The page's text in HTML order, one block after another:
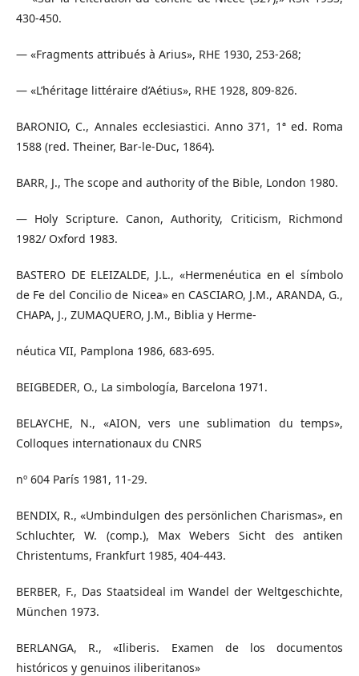
430-450.
— «Fragments attribués à Arius», RHE 1930, 253-268;
— «L’héritage littéraire d’Aétius», RHE 1928, 809-826.
BARONIO, C., Annales ecclesiastici. Anno 371, 1ª ed. Roma
1588 (red. Theiner, Bar-le-Duc, 1864).
BARR, J., The scope and authority of the Bible, London 1980.
— Holy Scripture. Canon, Authority, Criticism, Richmond
1982/ Oxford 1983.
BASTERO DE ELEIZALDE, J.L., «Hermenéutica en el símbolo
de Fe del Concilio de Nicea» en CASCIARO, J.M., ARANDA, G.,
CHAPA, J., ZUMAQUERO, J.M., Biblia y Herme-
néutica VII, Pamplona 1986, 683-695.
BEIGBEDER, O., La simbología, Barcelona 1971.
BELAYCHE, N., «AION, vers une sublimation du temps»,
Colloques internationaux du CNRS
nº 604 París 1981, 11-29.
BENDIX, R., «Umbindulgen des persönlichen Charismas», en
Schluchter, W. (comp.), Max Webers Sicht des antiken
Christentums, Frankfurt 1985, 404-443.
BERBER, F., Das Staatsideal im Wandel der Weltgeschichte,
München 1973.
BERLANGA, R., «Iliberis. Examen de los documentos
históricos y genuinos iliberitanos»